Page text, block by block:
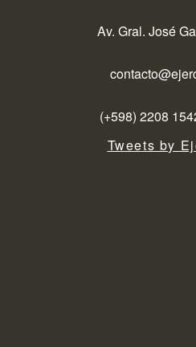
Av. Gral. José
(+598) 2208
Tweets by